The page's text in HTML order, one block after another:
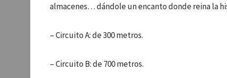
almacenes… dándole un encanto donde reina la
– Circuito A: de 300 metros.
– Circuito B: de 700 metros.